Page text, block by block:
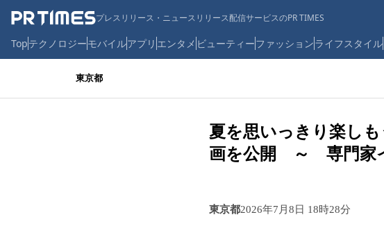
プレスリリース・ニュースリリース配信サービスのPR TIMES
Topテクノロジーモバイルアプリ エンタメ ビューティーファッションライフスタイル
東京都
夏を思いっきり楽し
画を公開 ～ 専門家
東京都2026年7月8日 18時28分